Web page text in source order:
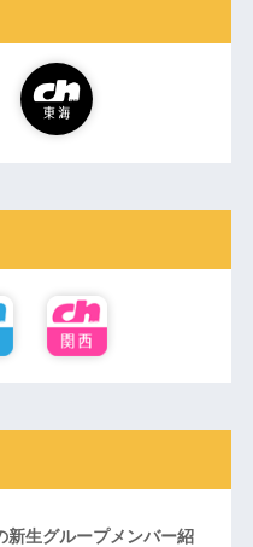
生グループメンバー紹